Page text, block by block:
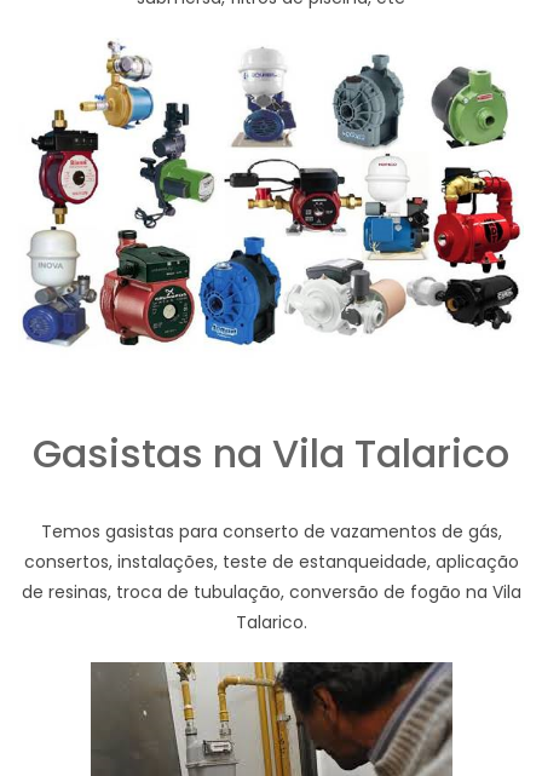
Gasistas na Vila Talarico
Temos gasistas para conserto de vazamentos de gás,
consertos, instalações, teste de estanqueidade, aplicação
de resinas, troca de tubulação, conversão de fogão na Vila
Talarico.